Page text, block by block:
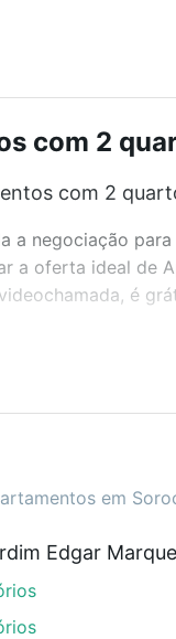
com 2
com 2
a negociação
a oferta ideal de
é
pesquisar por
combinar
à venda em
para você, com
imobiliário as
quanto custa
em
Edgar